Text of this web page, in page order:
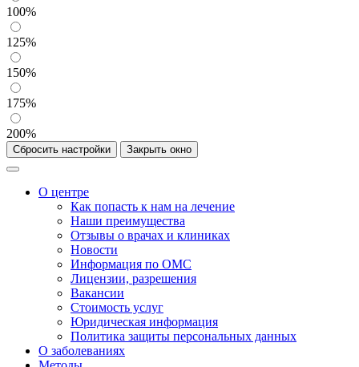
100%
125%
150%
175%
200%
Сбросить настройки Закрыть окно
О центре
Как попасть к нам на лечение
Наши преимущества
Отзывы о врачах и клиниках
Новости
Информация по ОМС
Лицензии, разрешения
Вакансии
Стоимость услуг
Юридическая информация
Политика защиты персональных данных
О заболеваниях